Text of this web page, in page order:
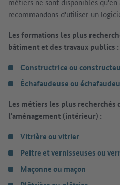
recommandons d'utiliser un
Les formations les plus
bâtiment et des travaux publics :
Constructrice ou
Échafaudeuse ou
Les métiers les plus recherchés
l'aménagement (intérieur) :
Vitrière ou vitrier
Peitre et vernisseuses ou
Maçonne ou maçon